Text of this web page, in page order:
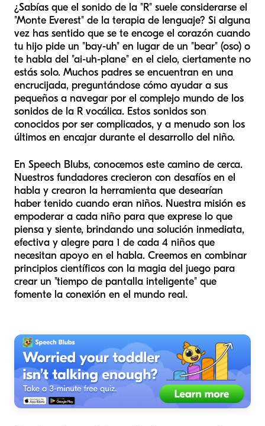
¿Sabías que el sonido de la "R" suele considerarse el
"Monte Everest" de la terapia de lenguaje? Si alguna
vez has sentido que se te encoge el corazón cuando
tu hijo pide un "bay-uh" en lugar de un "bear" (oso) o
te habla del "ai-uh-plane" en el cielo, ciertamente no
estás solo. Muchos padres se encuentran en una
encrucijada, preguntándose cómo ayudar a sus
pequeños a navegar por el complejo mundo de los
sonidos de la R vocálica. Estos sonidos son
conocidos por ser complicados, y a menudo son los
últimos en encajar durante el desarrollo del niño.
En Speech Blubs, conocemos este camino de cerca.
Nuestros fundadores crecieron con desafíos en el
habla y crearon la herramienta que desearían
haber tenido cuando eran niños. Nuestra misión es
empoderar a cada niño para que exprese lo que
piensa y siente, brindando una solución inmediata,
efectiva y alegre para 1 de cada 4 niños que
necesitan apoyo en el habla. Creemos en combinar
principios científicos con la magia del juego para
crear un "tiempo de pantalla inteligente" que
fomente la conexión en el mundo real.